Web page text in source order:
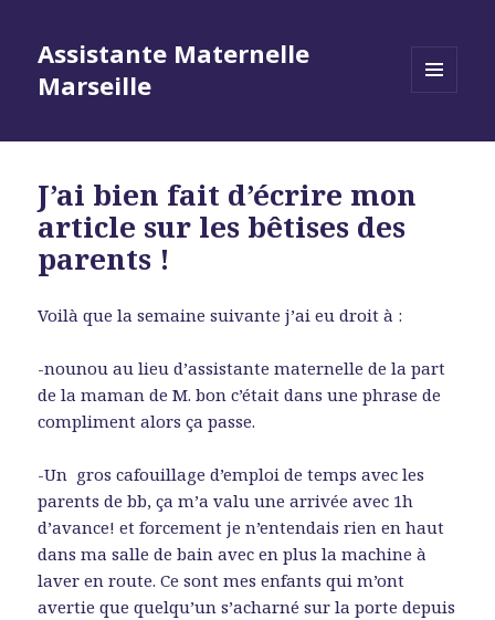
Assistante Maternelle
Marseille
WIDGETS
J’ai bien fait d’écrire mon
article sur les bêtises des
parents !
Voilà que la semaine suivante j’ai eu droit à :
-nounou au lieu d’assistante maternelle de la part
de la maman de M. bon c’était dans une phrase de
compliment alors ça passe.
-Un gros cafouillage d’emploi de temps avec les
parents de bb, ça m’a valu une arrivée avec 1h
d’avance! et forcement je n’entendais rien en haut
dans ma salle de bain avec en plus la machine à
laver en route. Ce sont mes enfants qui m’ont
avertie que quelqu’un s’acharné sur la porte depuis